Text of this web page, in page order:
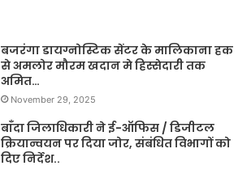
बजरंगा डायग्नोस्टिक सेंटर के मालिकाना हक
से अमलोर मौरम खदान मे हिस्सेदारी तक
अमित…
November 29, 2025
बाँदा जिलाधिकारी ने ई-ऑफिस / डिजीटल
क्रियान्वयन पर दिया जोर, संबंधित विभागों को
दिए निर्देश..